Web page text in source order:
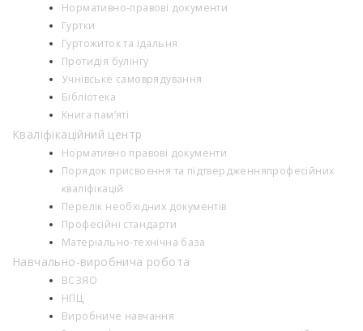
Нормативно-правові документи
Гуртки
Гуртожиток та їдальня
Протидія булінгу
Учнівське самоврядування
Бібліотека
Книга пам’яті
Кваліфікаційний центр
Нормативно правові документи
Порядок присвоєння та підтвердженняпрофесійних
кваліфікацій
Перелік необхідних документів
Професійні стандарти
Матеріально-технічна база
Навчально-виробнича робота
ВСЗЯО
НПЦ
Виробниче навчання